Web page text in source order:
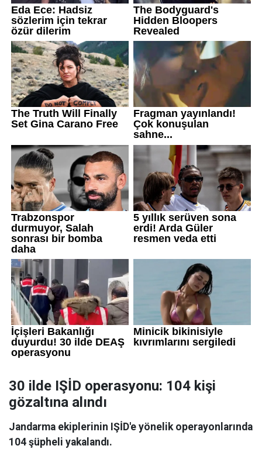
30 ilde IŞİD operasyonu: 104 kişi
gözaltına alındı
Jandarma ekiplerinin IŞİD'e yönelik operayonlarında
104 şüpheli yakalandı.